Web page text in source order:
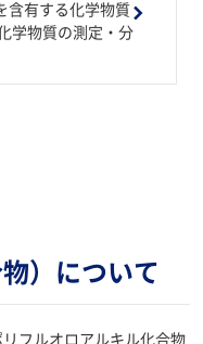
含有する化学物質
学物質の測定・分
）について
フルオロアルキル化合物